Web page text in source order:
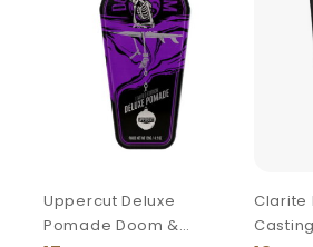
Uppercut Deluxe
Pomade Doom &
Clarite